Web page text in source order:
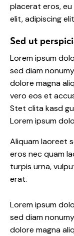
placerat eros,
elit, adipiscing
Sed ut
Lorem ipsum
sed diam
dolore magna
vero eos et
Stet clita kasd
Lorem ipsum
Aliquam laoreet
eros nec quam
turpis urna,
erat.
Lorem ipsum
sed diam
dolore magna